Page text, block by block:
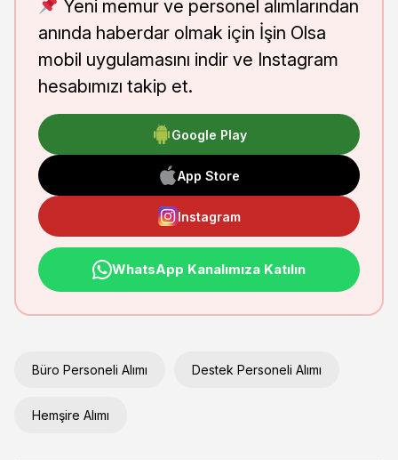
Yeni memur ve personel alımlarından
anında haberdar olmak için İşin Olsa
mobil uygulamasını indir ve Instagram
hesabımızı takip et.
Google Play
App Store
Instagram
WhatsApp Kanalımıza Katılın
Büro Personeli Alımı Destek Personeli Alımı
Hemşire Alımı